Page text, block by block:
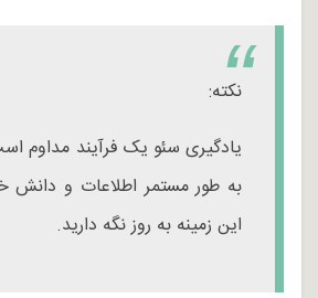
نکته:
یادگیری سئو یک فرآیند مداوم
به طور مستمر اطلاعات و دانش
این زمینه به روز نگه دارید.